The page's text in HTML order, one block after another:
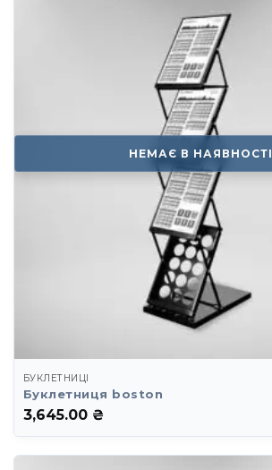
НЕМАЄ В НАЯВНОСТІ
БУКЛЕТНИЦІ
Буклетниця boston
3,645.00 ₴